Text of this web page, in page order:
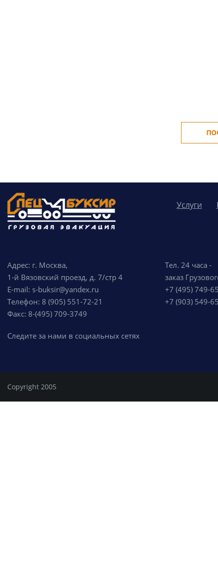
Услуги
Адрес: г. Москва,
1-й Вязовский проезд, д. 7/стр 4
E-mail: s-buksir@yandex.ru
Телефон: 8 (905) 551-72-21
Факс: 8-(495) 709-3749
Тел. 24 часа -
заказ
+7 (495) 749-
+7 (903) 549-
Следите за нами в социальных сетях
Copyright 2005